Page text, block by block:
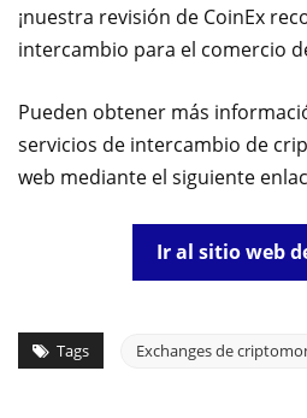
¡nuestra revisión de CoinEx
intercambio para el comercio
Pueden obtener más
servicios de intercambio de
web mediante el siguiente
Ir al sitio web
Tags Exchanges de